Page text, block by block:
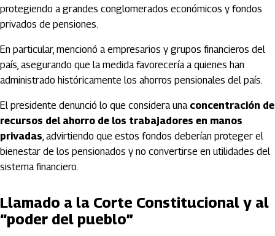
protegiendo a grandes conglomerados económicos y fondos
privados de pensiones.
En particular, mencionó a empresarios y grupos financieros del
país, asegurando que la medida favorecería a quienes han
administrado históricamente los ahorros pensionales del país.
El presidente denunció lo que considera una concentración de
recursos del ahorro de los trabajadores en manos
privadas, advirtiendo que estos fondos deberían proteger el
bienestar de los pensionados y no convertirse en utilidades del
sistema financiero.
Llamado a la Corte Constitucional y al
“poder del pueblo”